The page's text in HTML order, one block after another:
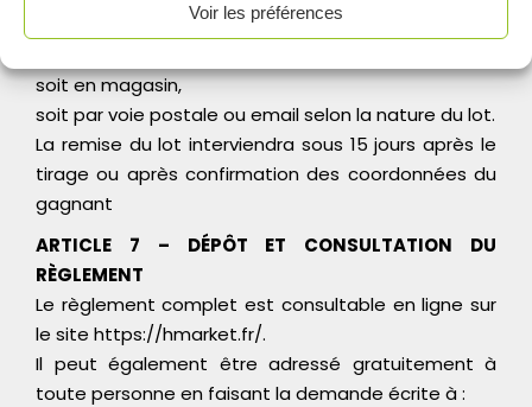
Voir les préférences
ARTICLE 6 – REMISE DES LOTS
soit en magasin,
soit par voie postale ou email selon la nature du lot.
La remise du lot interviendra sous 15 jours après le
tirage ou après confirmation des coordonnées du
gagnant
ARTICLE 7 – DÉPÔT ET CONSULTATION DU
RÈGLEMENT
Le règlement complet est consultable en ligne sur
le site https://hmarket.fr/.
Il peut également être adressé gratuitement à
toute personne en faisant la demande écrite à :